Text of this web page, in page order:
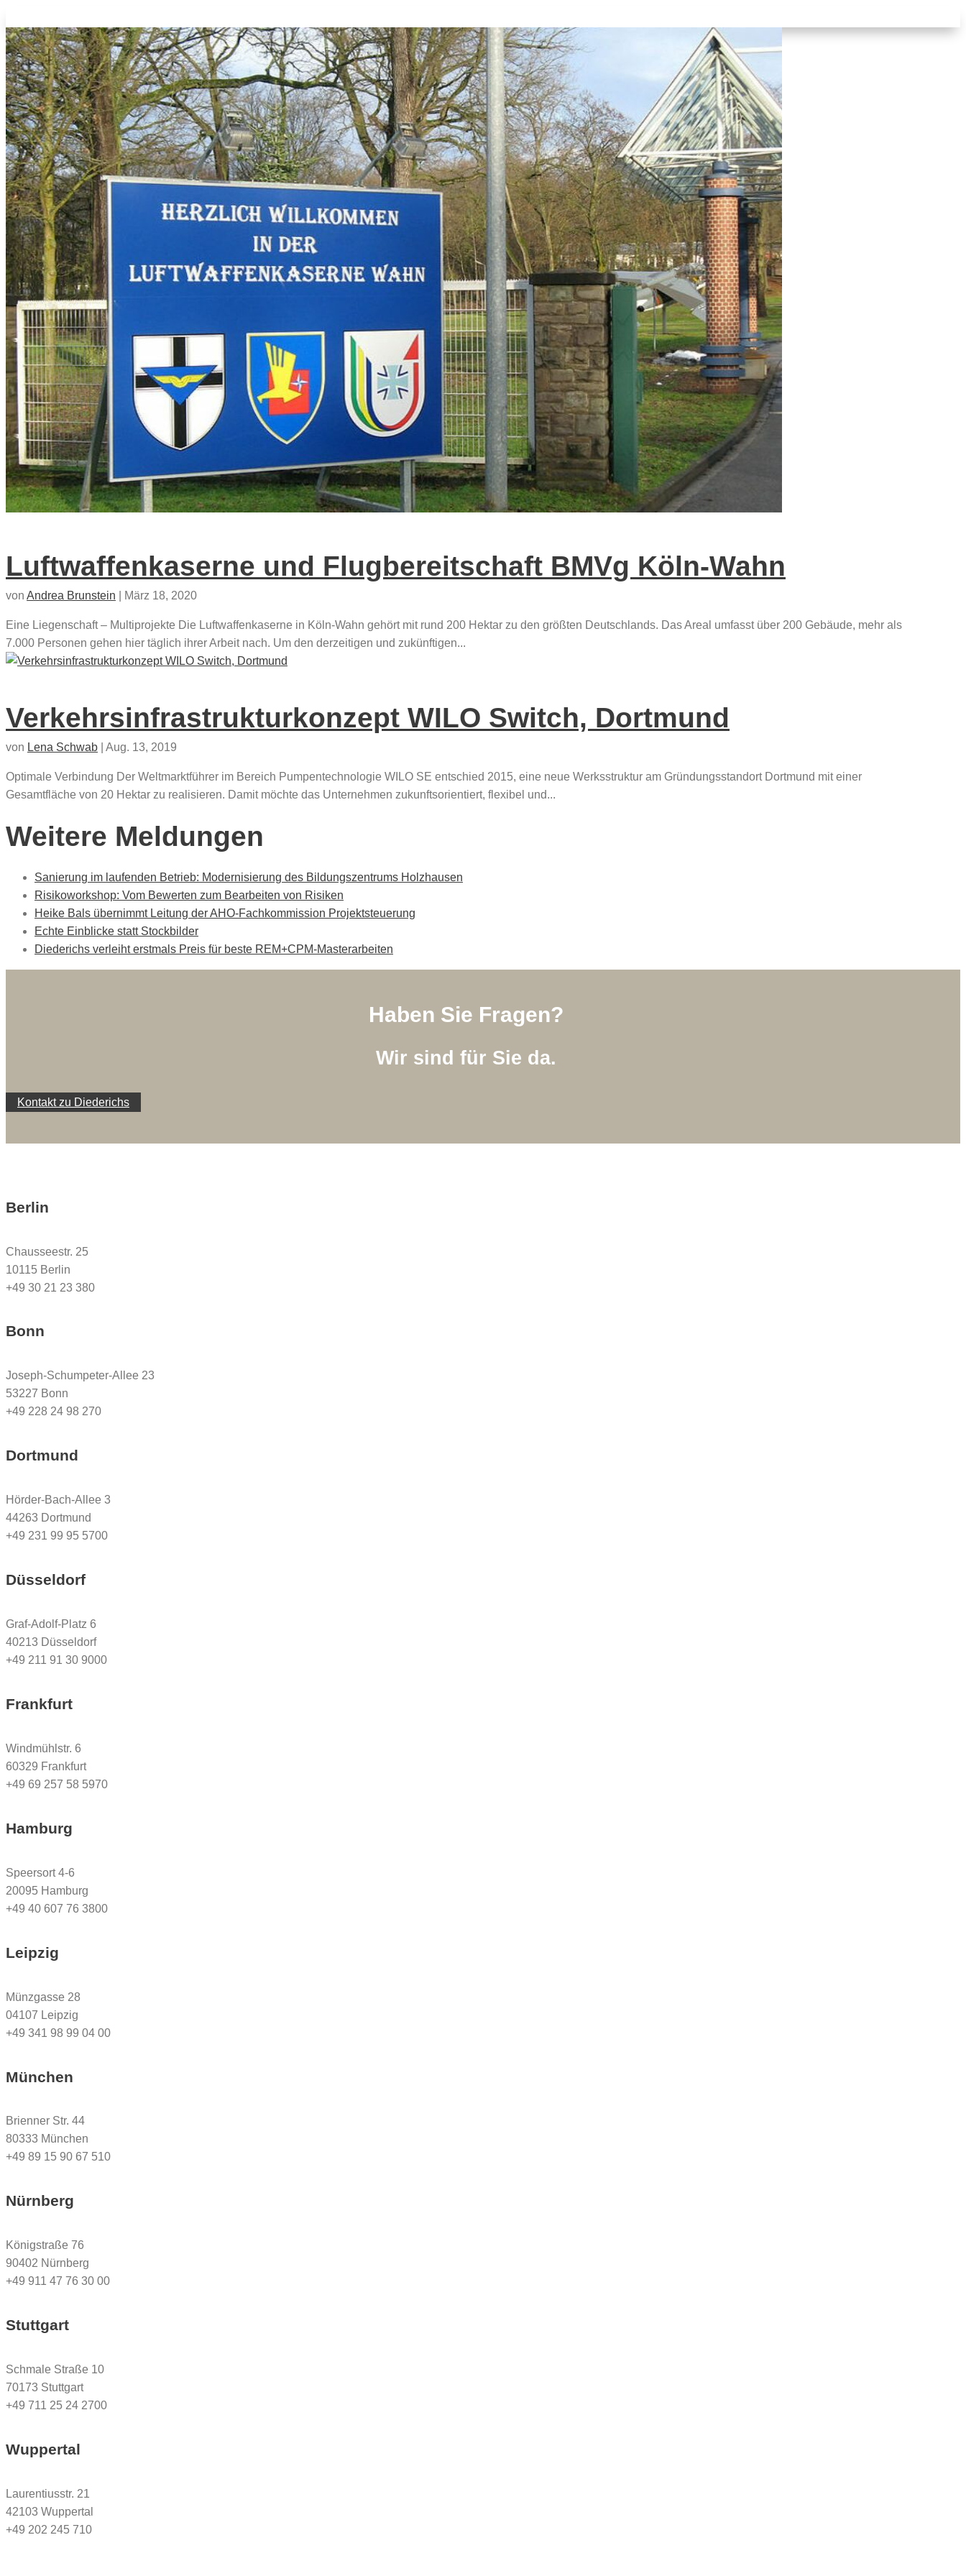
Luftwaffenkaserne und Flugbereitschaft BMVg Köln-Wahn
von Andrea Brunstein März 18, 2020
Eine Liegenschaft – Multiprojekte Die Luftwaffenkaserne in Köln-Wahn gehört mit rund 200 Hektar zu den größten Deutschlands. Das Areal umfasst über 200 Gebäude, mehr als
7.000 Personen gehen hier täglich ihrer Arbeit nach. Um den derzeitigen und zukünftigen...
Verkehrsinfrastrukturkonzept WILO Switch, Dortmund
von Lena Schwab Aug. 13, 2019
Optimale Verbindung Der Weltmarktführer im Bereich Pumpentechnologie WILO SE entschied 2015, eine neue Werksstruktur am Gründungsstandort Dortmund mit einer
Gesamtfläche von 20 Hektar zu realisieren. Damit möchte das Unternehmen zukunftsorientiert, flexibel und...
Weitere Meldungen
Sanierung im laufenden Betrieb: Modernisierung des Bildungszentrums Holzhausen
Risikoworkshop: Vom Bewerten zum Bearbeiten von Risiken
Heike Bals übernimmt Leitung der AHO-Fachkommission Projektsteuerung
Echte Einblicke statt Stockbilder
Diederichs verleiht erstmals Preis für beste REM+CPM-Masterarbeiten
Haben Sie Fragen?
Wir sind für Sie da.
Kontakt zu Diederichs
Berlin
Chausseestr. 25
10115 Berlin
+49 30 21 23 380
Bonn
Joseph-Schumpeter-Allee 23
53227 Bonn
+49 228 24 98 270
Dortmund
Hörder-Bach-Allee 3
44263 Dortmund
+49 231 99 95 5700
Düsseldorf
Graf-Adolf-Platz 6
40213 Düsseldorf
+49 211 91 30 9000
Frankfurt
Windmühlstr. 6
60329 Frankfurt
+49 69 257 58 5970
Hamburg
Speersort 4-6
20095 Hamburg
+49 40 607 76 3800
Leipzig
Münzgasse 28
04107 Leipzig
+49 341 98 99 04 00
München
Brienner Str. 44
80333 München
+49 89 15 90 67 510
Nürnberg
Königstraße 76
90402 Nürnberg
+49 911 47 76 30 00
Stuttgart
Schmale Straße 10
70173 Stuttgart
+49 711 25 24 2700
Wuppertal
Laurentiusstr. 21
42103 Wuppertal
+49 202 245 710